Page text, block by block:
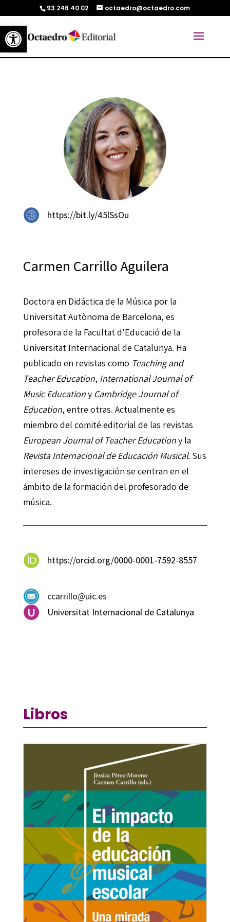
Abrir barra de herramientas
93 246 40 02 octaedro@octaedro.com
https://bit.ly/45lSsOu
Carmen Carrillo Aguilera
Doctora en Didáctica de la Música por la
Universitat Autònoma de Barcelona, es
profesora de la Facultat d’Educació de la
Universitat Internacional de Catalunya. Ha
publicado en revistas como Teaching and
Teacher Education, International Journal of
Music Educationy Cambridge Journal of
Education, entre otras. Actualmente es
miembro del comité editorial de las revistas
European Journal of Teacher Educationy la
Revista Internacional de Educación Musical. Sus
intereses de investigación se centran en el
ámbito de la formación del profesorado de
música.
https://orcid.org/0000-0001-7592-8557
ccarrillo@uic.es
Universitat Internacional de Catalunya
Libros